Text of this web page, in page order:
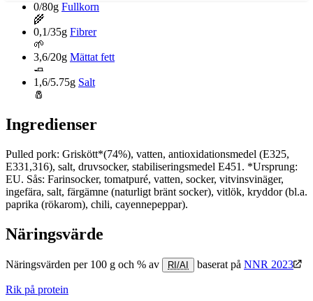
0/80g Fullkorn
🌾
0,1/35g Fibrer
🌱
3,6/20g Mättat fett
🧈
1,6/5.75g Salt
🧂
Ingredienser
Pulled pork: Griskött*(74%), vatten, antioxidationsmedel (E325,
E331,316), salt, druvsocker, stabiliseringsmedel E451. *Ursprung:
EU. Sås: Farinsocker, tomatpuré, vatten, socker, vitvinsvinäger,
ingefära, salt, färgämne (naturligt bränt socker), vitlök, kryddor (bl.a.
paprika (rökarom), chili, cayennepeppar).
Näringsvärde
Näringsvärden per 100 g och % av RI/AI baserat på NNR 2023
Rik på protein